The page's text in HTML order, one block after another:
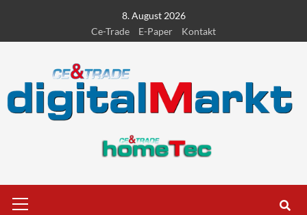
content
8. August 2026
Ce-Trade
E-Paper Kontakt
Menu